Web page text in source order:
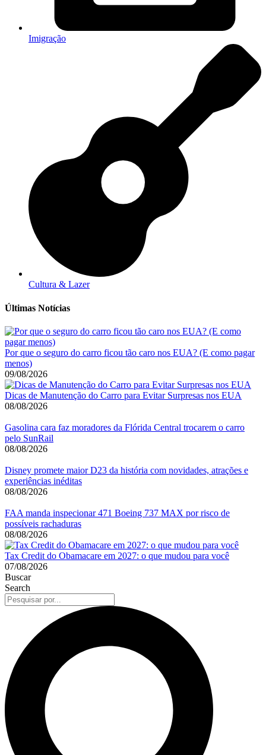
Imigração
Cultura & Lazer
Últimas Notícias
Por que o seguro do carro ficou tão caro nos EUA? (E como pagar
menos)
09/08/2026
Dicas de Manutenção do Carro para Evitar Surpresas nos EUA
08/08/2026
Gasolina cara faz moradores da Flórida Central trocarem o carro
pelo SunRail
08/08/2026
Disney promete maior D23 da história com novidades, atrações e
experiências inéditas
08/08/2026
FAA manda inspecionar 471 Boeing 737 MAX por risco de
possíveis rachaduras
08/08/2026
Tax Credit do Obamacare em 2027: o que mudou para você
07/08/2026
Buscar
Search